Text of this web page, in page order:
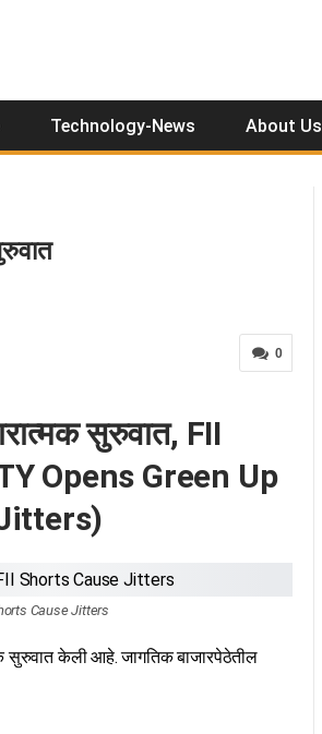
Technology-News About Us
0
सुरुवात, FII
Opens Green Up
Cause Jitters
केली आहे. जागतिक बाजारपेठेतील